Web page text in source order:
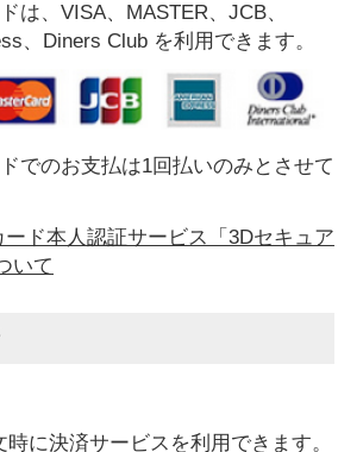
は、VISA、MASTER、JCB、
、Diners Club を利用できます。
でのお支払は1回払いのみとさせて
ード本人認証サービス「3Dセキュア
いて
時に決済サービスを利用できます。